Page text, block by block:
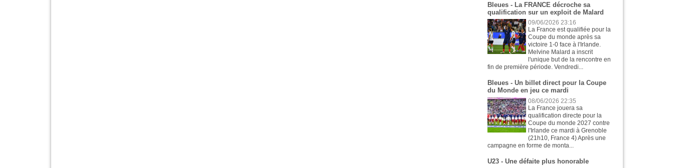
Bleues - La FRANCE décroche sa
qualification sur un exploit de Malard
09/06/2026 23:16
La France est qualifiée pour la
Coupe du monde après sa
victoire 1-0 face à l'Irlande.
Melvine Malard a inscrit
l'unique but de la rencontre en
fin de première période. Vendredi...
Bleues - Un billet direct pour la Coupe
du Monde en jeu ce mardi
08/06/2026 22:35
La France jouera sa
qualification directe pour la
Coupe du monde 2027 contre
l'Irlande ce mardi à Grenoble
(21h10, France 4) Après une
campagne en forme de monta...
U23 - Une défaite plus honorable